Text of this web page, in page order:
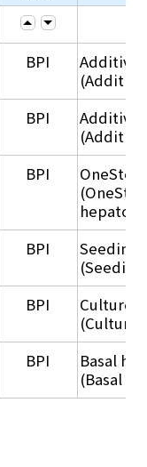
BPI
BPI
BPI
BPI
Seeding
BPI
Culture
(Culture
BPI
Basal
(Basal